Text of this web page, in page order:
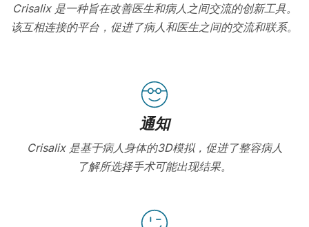
Crisalix 是一种旨在改善医生和病人之间交流的创新工具。
该互相连接的平台，促进了病人和医生之间的交流和联系。
通知
Crisalix 是基于病人身体的3D模拟，促进了整容病人
了解所选择手术可能出现结果。